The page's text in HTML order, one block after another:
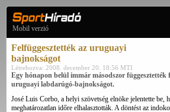
Mobil verzió
Felfüggesztették az uruguayi
bajnokságot
Létrehozva: 2008. december 20. 18:56 MTI
Egy hónapon belül immár másodszor függesztették
uruguayi labdarúgó-bajnokságot.
José Luis Corbo, a helyi szövetség elnöke jelentette be,
meghatározatlan időre elhalasztották. A döntést az